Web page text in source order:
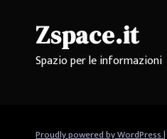
Zspace.it
Spazio per le informazioni
Proudly powered by WordPress|